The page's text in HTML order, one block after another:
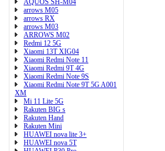
AQUOS SH-M04
arrows M05
arrows RX
arrows M03
ARROWS M02
Redmi 12 5G
Xiaomi 13T XIG04
Xiaomi Redmi Note 11
Xiaomi Redmi 9T 4G
Xiaomi Redmi Note 9S
Xiaomi Redmi Note 9T 5G A001
XM
Mi 11 Lite 5G
Rakuten BIG s
Rakuten Hand
Rakuten Mini
HUAWEI nova lite 3+
HUAWEI nova 5T